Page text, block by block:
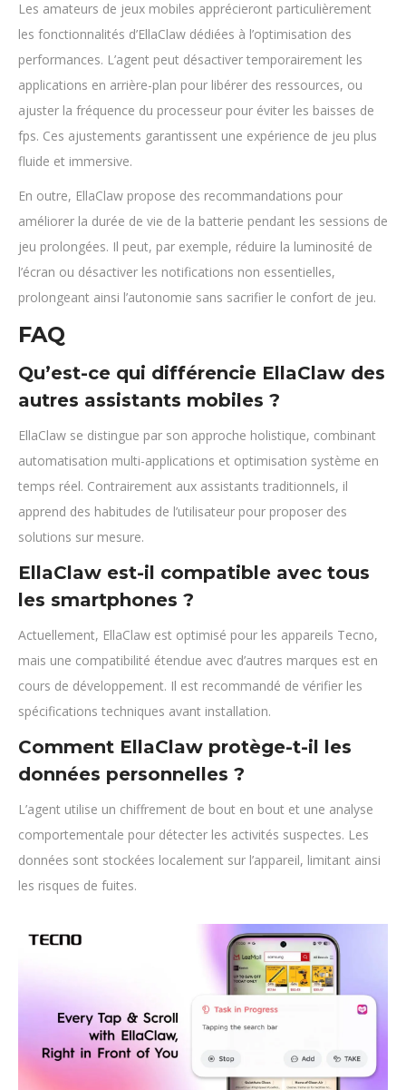
Les amateurs de jeux mobiles apprécieront particulièrement
les fonctionnalités d’EllaClaw dédiées à l’optimisation des
performances. L’agent peut désactiver temporairement les
applications en arrière-plan pour libérer des ressources, ou
ajuster la fréquence du processeur pour éviter les baisses de
fps. Ces ajustements garantissent une expérience de jeu plus
fluide et immersive.
En outre, EllaClaw propose des recommandations pour
améliorer la durée de vie de la batterie pendant les sessions de
jeu prolongées. Il peut, par exemple, réduire la luminosité de
l’écran ou désactiver les notifications non essentielles,
prolongeant ainsi l’autonomie sans sacrifier le confort de jeu.
FAQ
Qu’est-ce qui différencie EllaClaw des
autres assistants mobiles ?
EllaClaw se distingue par son approche holistique, combinant
automatisation multi-applications et optimisation système en
temps réel. Contrairement aux assistants traditionnels, il
apprend des habitudes de l’utilisateur pour proposer des
solutions sur mesure.
EllaClaw est-il compatible avec tous
les smartphones ?
Actuellement, EllaClaw est optimisé pour les appareils Tecno,
mais une compatibilité étendue avec d’autres marques est en
cours de développement. Il est recommandé de vérifier les
spécifications techniques avant installation.
Comment EllaClaw protège-t-il les
données personnelles ?
L’agent utilise un chiffrement de bout en bout et une analyse
comportementale pour détecter les activités suspectes. Les
données sont stockées localement sur l’appareil, limitant ainsi
les risques de fuites.